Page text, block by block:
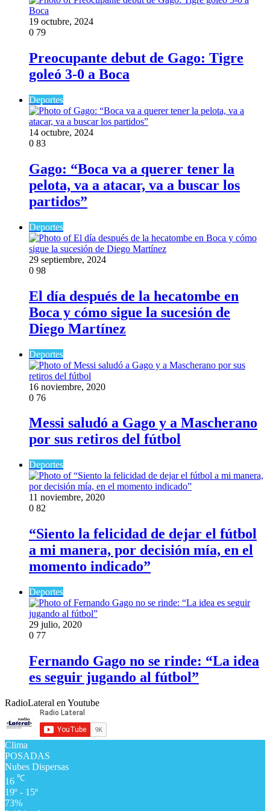
19 octubre, 2024
0 79
Preocupante debut de Gago: Tigre
goleó 3-0 a Boca
Deportes
14 octubre, 2024
0 83
Gago: “Boca va a querer tener la
pelota, va a atacar, va a buscar los
partidos”
Deportes
29 septiembre, 2024
0 98
El día después de la hecatombe en
Boca y cómo sigue la sucesión de
Diego Martínez
Deportes
16 noviembre, 2020
0 76
Messi saludó a Gago y a Mascherano
por sus retiros del fútbol
Deportes
11 noviembre, 2020
0 82
“Siento la felicidad de dejar el fútbol
a mi manera, por decisión mía, en el
momento indicado”
Deportes
29 julio, 2020
0 77
Fernando Gago no se rinde: “La idea
es seguir jugando al fútbol”
RadioLateral en Youtube
Clima
POSADAS
Nubes Dispersas
16 ℃
19º - 15º
73%